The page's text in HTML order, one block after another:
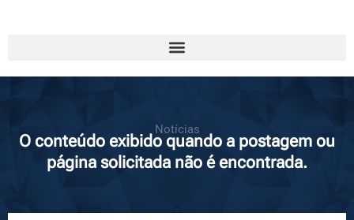
Notícias
O conteúdo exibido quando a postagem ou
página solicitada não é encontrada.